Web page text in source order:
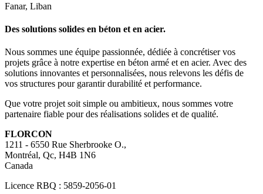
Fanar, Liban
Des solutions solides en béton et en acier.
Nous sommes une équipe passionnée, dédiée à concrétiser vos
projets grâce à notre expertise en béton armé et en acier. Avec des
solutions innovantes et personnalisées, nous relevons les défis de
vos structures pour garantir durabilité et performance.
Que votre projet soit simple ou ambitieux, nous sommes votre
partenaire fiable pour des réalisations solides et de qualité.
FLORCON
1211 - 6550 Rue Sherbrooke O.,
Montréal, Qc, H4B 1N6
Canada
Licence RBQ : 5859-2056-01